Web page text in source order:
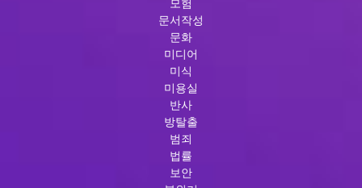
문서작성
문화
미디어
미식
미용실
반사
방탈출
범죄
법률
보안